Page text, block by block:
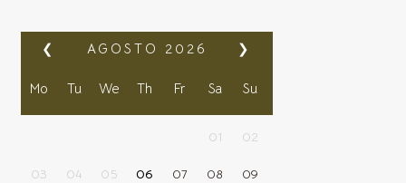
❮ ❯
AGOSTO 2026
Mo Tu We Th Fr Sa Su
01 02
03 04 05 06 07 08 09